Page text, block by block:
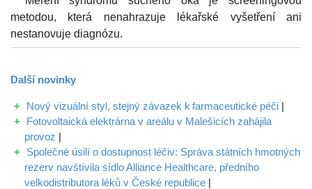
metodou, která nenahrazuje lékařské vyšetření ani
nestanovuje diagnózu.
Další novinky
Nový vizuální styl, stejný závazek k farmaceutické péči |
Fotovoltaická elektrárna v areálu v Malešicích zahájila
provoz |
Společné úsilí o dostupnost léčiv: Správa státních hmotných
rezerv navštívila sídlo Alliance Healthcare, předního
velkodistributora léků v České republice |